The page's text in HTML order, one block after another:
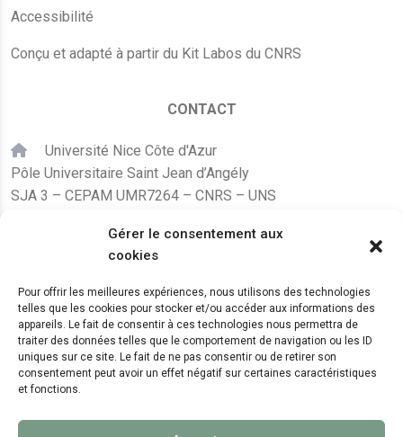
Gérer le consentement aux
cookies
Pour offrir les meilleures expériences, nous utilisons des technologies
telles que les cookies pour stocker et/ou accéder aux informations des
appareils. Le fait de consentir à ces technologies nous permettra de
traiter des données telles que le comportement de navigation ou les ID
uniques sur ce site. Le fait de ne pas consentir ou de retirer son
consentement peut avoir un effet négatif sur certaines caractéristiques
et fonctions.
Accessibilité
Conçu et adapté à partir du Kit Labos du CNRS
CONTACT
Université Nice Côte d'Azur
Pôle Universitaire Saint Jean d’Angély
SJA 3 – CEPAM UMR7264 – CNRS – UNS
+33 (0)4 89 15 24 08
LE CEPAM EST HÉBERGÉ PAR